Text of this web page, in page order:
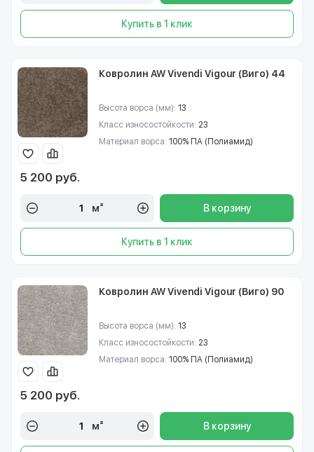
Купить в 1 клик
Ковролин AW Vivendi Vigour (Виго) 44
Высота ворса (мм): 13
Класс износостойкости: 23
Материал ворса: 100% ПА (Полиамид)
5 200 руб.
м² В корзину
Купить в 1 клик
Ковролин AW Vivendi Vigour (Виго) 90
Высота ворса (мм): 13
Класс износостойкости: 23
Материал ворса: 100% ПА (Полиамид)
5 200 руб.
м² В корзину